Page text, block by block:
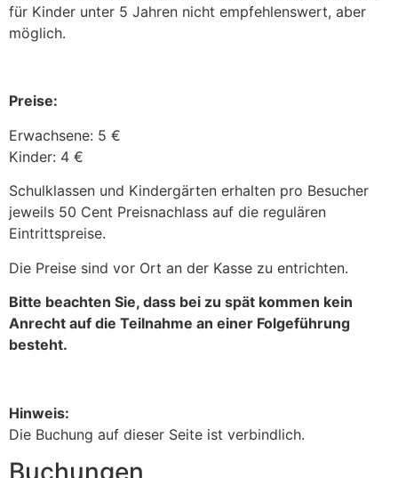
für Kinder unter 5 Jahren nicht empfehlenswert, aber
möglich.
Preise:
Erwachsene: 5 €
Kinder: 4 €
Schulklassen und Kindergärten erhalten pro Besucher
jeweils 50 Cent Preisnachlass auf die regulären
Eintrittspreise.
Die Preise sind vor Ort an der Kasse zu entrichten.
Bitte beachten Sie, dass bei zu spät kommen kein
Anrecht auf die Teilnahme an einer Folgeführung
besteht.
Hinweis:
Die Buchung auf dieser Seite ist verbindlich.
Buchungen